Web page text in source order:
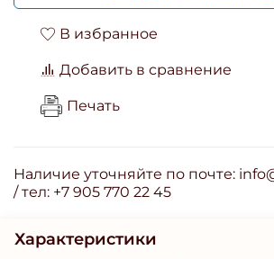
В избранное
Добавить в сравнение
Печать
Наличие уточняйте по почте:
/ тел: +7 905 770 22 45
Характеристики